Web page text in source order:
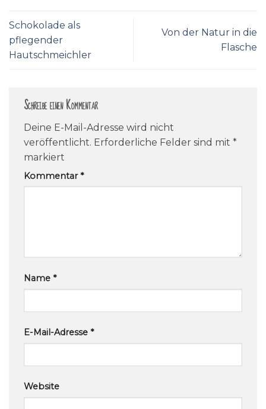
Schokolade als
pflegender
Hautschmeichler
Von der Natur in die
Flasche
Schreibe einen Kommentar
Deine E-Mail-Adresse wird nicht
veröffentlicht. Erforderliche Felder sind mit *
markiert
Kommentar*
Name *
E-Mail-Adresse *
Website